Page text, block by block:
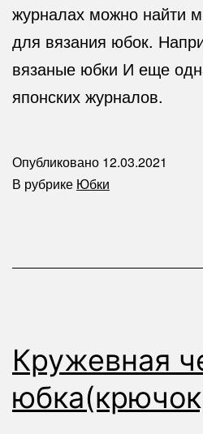
журналах можно найти
для вязания юбок.
вязаные юбки И еще
японских журналов.
Опубликовано 12.03.2021
В рубрике Юбки
Кружевная